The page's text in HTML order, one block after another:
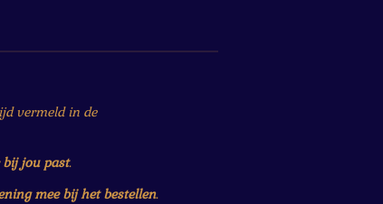
vermeld in de
bij jou past.
mee bij het bestellen.